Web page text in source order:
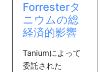
Forresterタ
ニウムの総
経済的影響
Taniumによって
委託された